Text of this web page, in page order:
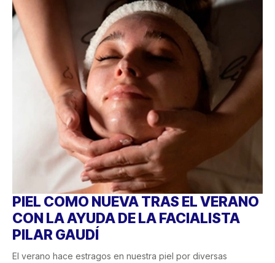
PIEL COMO NUEVA TRAS EL VERANO
CON LA AYUDA DE LA FACIALISTA
PILAR GAUDÍ
El verano hace estragos en nuestra piel por diversas